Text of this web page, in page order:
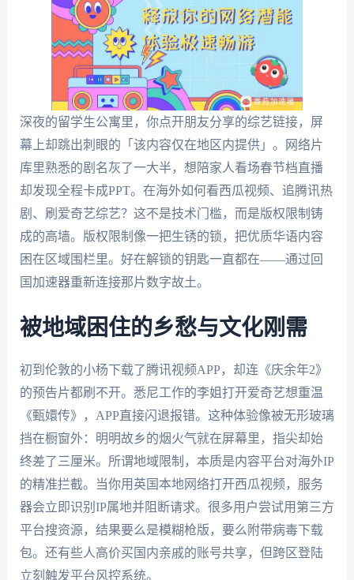
深夜的留学生公寓里，你点开朋友分享的综艺链接，屏
幕上却跳出刺眼的「该内容仅在地区内提供」。网络片
库里熟悉的剧名灰了一大半，想陪家人看场春节档直播
却发现全程卡成PPT。在海外如何看西瓜视频、追腾讯热
剧、刷爱奇艺综艺？这不是技术门槛，而是版权限制铸
成的高墙。版权限制像一把生锈的锁，把优质华语内容
困在区域围栏里。好在解锁的钥匙一直都在——通过回
国加速器重新连接那片数字故土。
被地域困住的乡愁与文化刚需
初到伦敦的小杨下载了腾讯视频APP，却连《庆余年2》
的预告片都刷不开。悉尼工作的李姐打开爱奇艺想重温
《甄嬛传》，APP直接闪退报错。这种体验像被无形玻璃
挡在橱窗外：明明故乡的烟火气就在屏幕里，指尖却始
终差了三厘米。所谓地域限制，本质是内容平台对海外IP
的精准拦截。当你用英国本地网络打开西瓜视频，服务
器会立即识别IP属地并阻断请求。很多用户尝试用第三方
平台搜资源，结果要么是模糊枪版，要么附带病毒下载
包。还有些人高价买国内亲戚的账号共享，但跨区登陆
立刻触发平台风控系统。